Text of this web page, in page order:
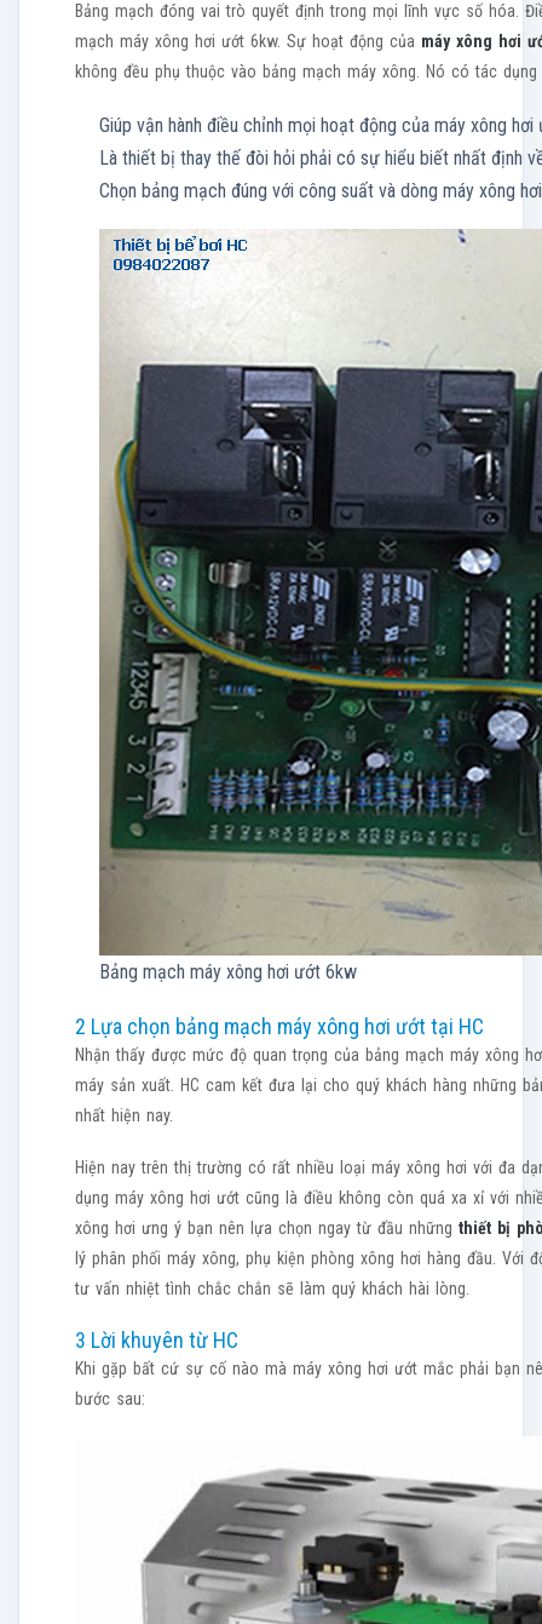
Bảng mạch đóng vai trò quyết định trong mọi lĩnh vực số hóa.
mạch máy xông hơi ướt 6kw. Sự hoạt động của máy xông hơi
không đều phụ thuộc vào bảng mạch máy xông. Nó có tác
Giúp vận hành điều chỉnh mọi hoạt động của máy xông hơi
Là thiết bị thay thế đòi hỏi phải có sự hiểu biết nhất định
Chọn bảng mạch đúng với công suất và dòng máy xông
Bảng mạch máy xông hơi ướt 6kw
2 Lựa chọn bảng mạch máy xông hơi ướt tại HC
Nhận thấy được mức độ quan trọng của bảng mạch máy xông
máy sản xuất. HC cam kết đưa lại cho quý khách hàng những
nhất hiện nay.
Hiện nay trên thị trường có rất nhiều loại máy xông hơi với đa
dụng máy xông hơi ướt cũng là điều không còn quá xa xỉ với
xông hơi ưng ý bạn nên lựa chọn ngay từ đầu những thiết bị
lý phân phối máy xông, phụ kiện phòng xông hơi hàng đầu. Với
tư vấn nhiệt tình chắc chắn sẽ làm quý khách hài lòng.
3 Lời khuyên từ HC
Khi gặp bất cứ sự cố nào mà máy xông hơi ướt mắc phải bạn
bước sau: